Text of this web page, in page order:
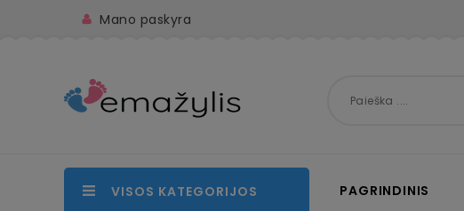
Mano paskyra
VISOS KATEGORIJOS PAGRINDINIS